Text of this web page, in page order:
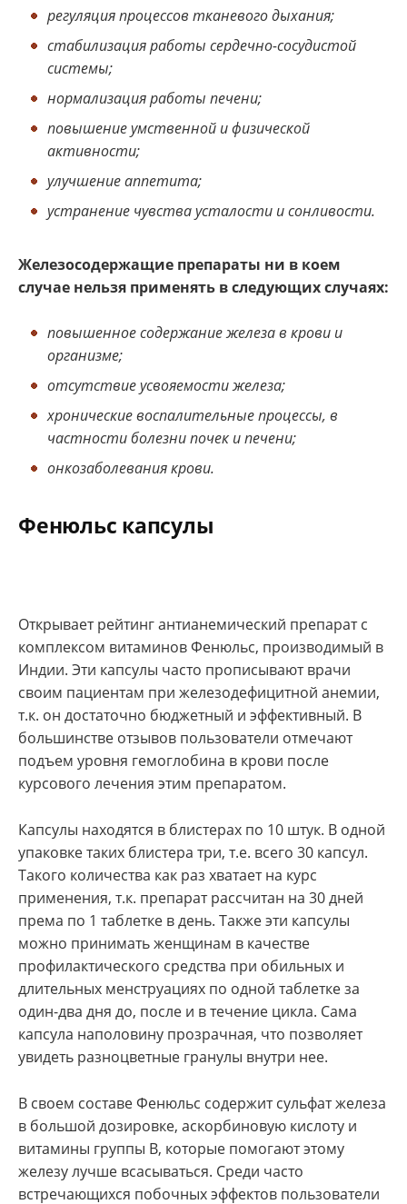
регуляция процессов тканевого дыхания;
стабилизация работы сердечно-сосудистой
системы;
нормализация работы печени;
повышение умственной и физической
активности;
улучшение аппетита;
устранение чувства усталости и сонливости.
Железосодержащие препараты ни в коем
случае нельзя применять в следующих случаях:
повышенное содержание железа в крови и
организме;
отсутствие усвояемости железа;
хронические воспалительные процессы, в
частности болезни почек и печени;
онкозаболевания крови.
Фенюльс капсулы
Открывает рейтинг антианемический препарат с
комплексом витаминов Фенюльс, производимый в
Индии. Эти капсулы часто прописывают врачи
своим пациентам при железодефицитной анемии,
т.к. он достаточно бюджетный и эффективный. В
большинстве отзывов пользователи отмечают
подъем уровня гемоглобина в крови после
курсового лечения этим препаратом.
Капсулы находятся в блистерах по 10 штук. В одной
упаковке таких блистера три, т.е. всего 30 капсул.
Такого количества как раз хватает на курс
применения, т.к. препарат рассчитан на 30 дней
према по 1 таблетке в день. Также эти капсулы
можно принимать женщинам в качестве
профилактического средства при обильных и
длительных менструациях по одной таблетке за
один-два дня до, после и в течение цикла. Сама
капсула наполовину прозрачная, что позволяет
увидеть разноцветные гранулы внутри нее.
В своем составе Фенюльс содержит сульфат железа
в большой дозировке, аскорбиновую кислоту и
витамины группы B, которые помогают этому
железу лучше всасываться. Среди часто
встречающихся побочных эффектов пользователи